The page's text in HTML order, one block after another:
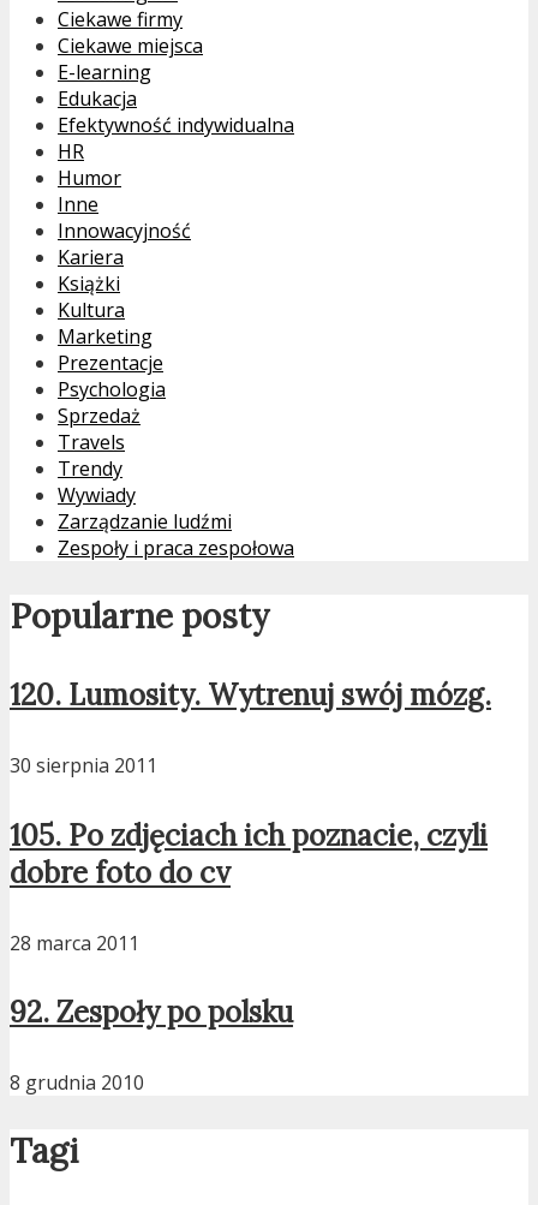
Ciekawe firmy
Ciekawe miejsca
E-learning
Edukacja
Efektywność indywidualna
HR
Humor
Inne
Innowacyjność
Kariera
Książki
Kultura
Marketing
Prezentacje
Psychologia
Sprzedaż
Travels
Trendy
Wywiady
Zarządzanie ludźmi
Zespoły i praca zespołowa
Popularne posty
120. Lumosity. Wytrenuj swój mózg.
30 sierpnia 2011
105. Po zdjęciach ich poznacie, czyli
dobre foto do cv
28 marca 2011
92. Zespoły po polsku
8 grudnia 2010
Tagi